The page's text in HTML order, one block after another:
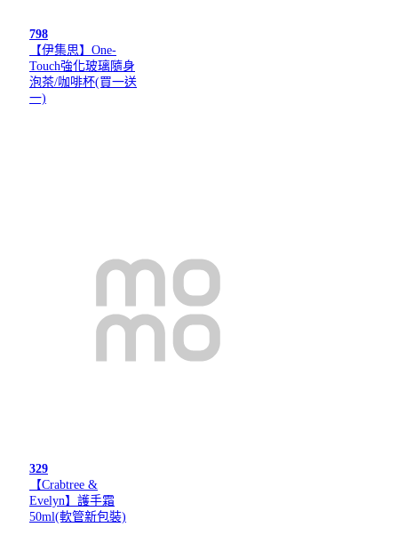
798
【伊集思】One-
Touch強化玻璃隨身
泡茶/咖啡杯(買一送
一)
329
【Crabtree &
Evelyn】護手霜
50ml(軟管新包裝)